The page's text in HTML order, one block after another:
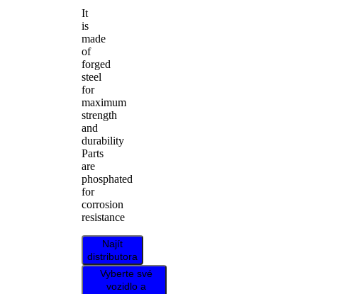
It
is
made
of
forged
steel
for
maximum
strength
and
durability
Parts
are
phosphated
for
corrosion
resistance
Najít
distributora
Vyberte své
vozidlo a